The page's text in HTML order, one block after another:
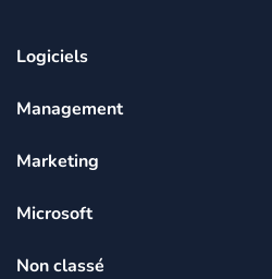
Logiciels
Management
Marketing
Microsoft
Non classé